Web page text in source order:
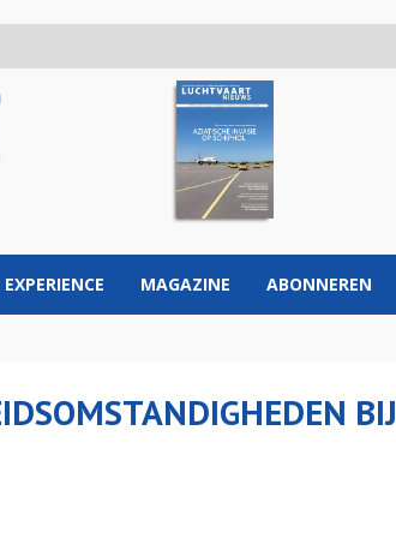
EXPERIENCE MAGAZINE ABONNEREN
BIJ